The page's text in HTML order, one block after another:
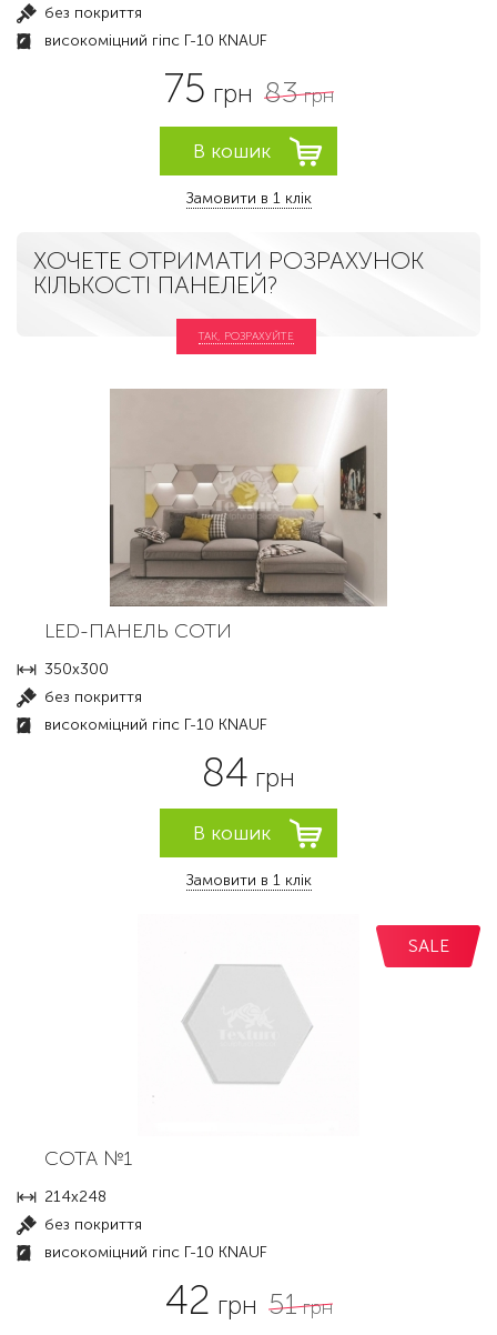
без покриття
високоміцний гіпс Г-10 KNAUF
75 грн 83грн
Замовити в 1 клік
ХОЧЕТЕ ОТРИМАТИ РОЗРАХУНОК
КІЛЬКОСТІ ПАНЕЛЕЙ?
ТАК, РОЗРАХУЙТЕ
LED-ПАНЕЛЬ СОТИ
350x300
без покриття
високоміцний гіпс Г-10 KNAUF
84 грн
Замовити в 1 клік
SALE
СОТА №1
214х248
без покриття
високоміцний гіпс Г-10 KNAUF
42 грн 51грн